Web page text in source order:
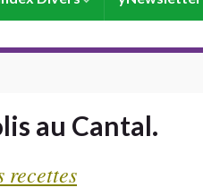
au Cantal.
recettes